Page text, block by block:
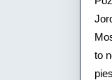
to